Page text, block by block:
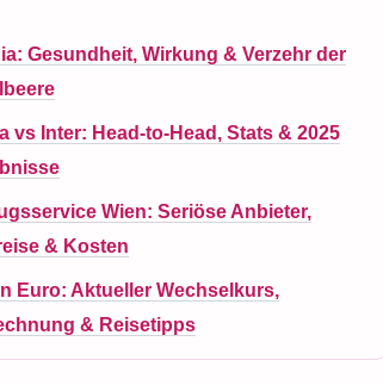
Gesundheit, Wirkung & Verzehr der
vs Inter: Head-to-Head, Stats & 2025
Wien: Seriöse Anbieter,
& Kosten
Euro: Aktueller Wechselkurs,
& Reisetipps